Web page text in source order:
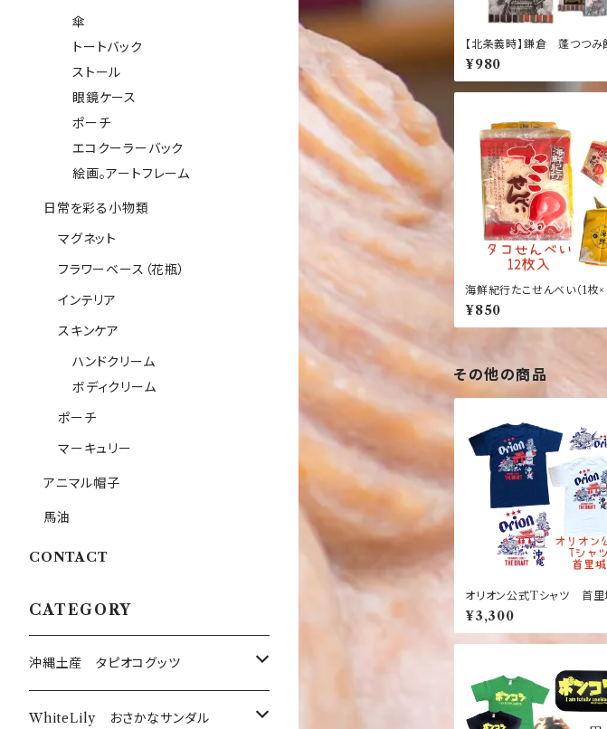
【北条義時】鎌倉 蓬つつ
個入り【歴史】【鎌倉】【お土産
念品】【鎌倉殿】
¥980
海鮮紀行たこせんべい（1枚×
入り）【タコ】【湘南】【せんべい
倉】【おみやげ】
¥850
その他の商品
オリオン公式Tシャツ 首
デザイン 白 紺 竜 龍
ビー ホワイト バックブリ
ワンポイント【お土産】【沖縄
¥3,300
傘
トートバック
ストール
眼鏡ケース
ポーチ
エコクーラーバック
絵画。アートフレーム
日常を彩る小物類
マグネット
フラワーベース（花瓶）
インテリア
スキンケア
ハンドクリーム
ボディクリーム
ポーチ
マーキュリー
アニマル帽子
馬油
CONTACT
CATEGORY
沖縄土産 タピオコグッツ
沖縄限定Tシャツ
WhiteLily おさかなサンダル